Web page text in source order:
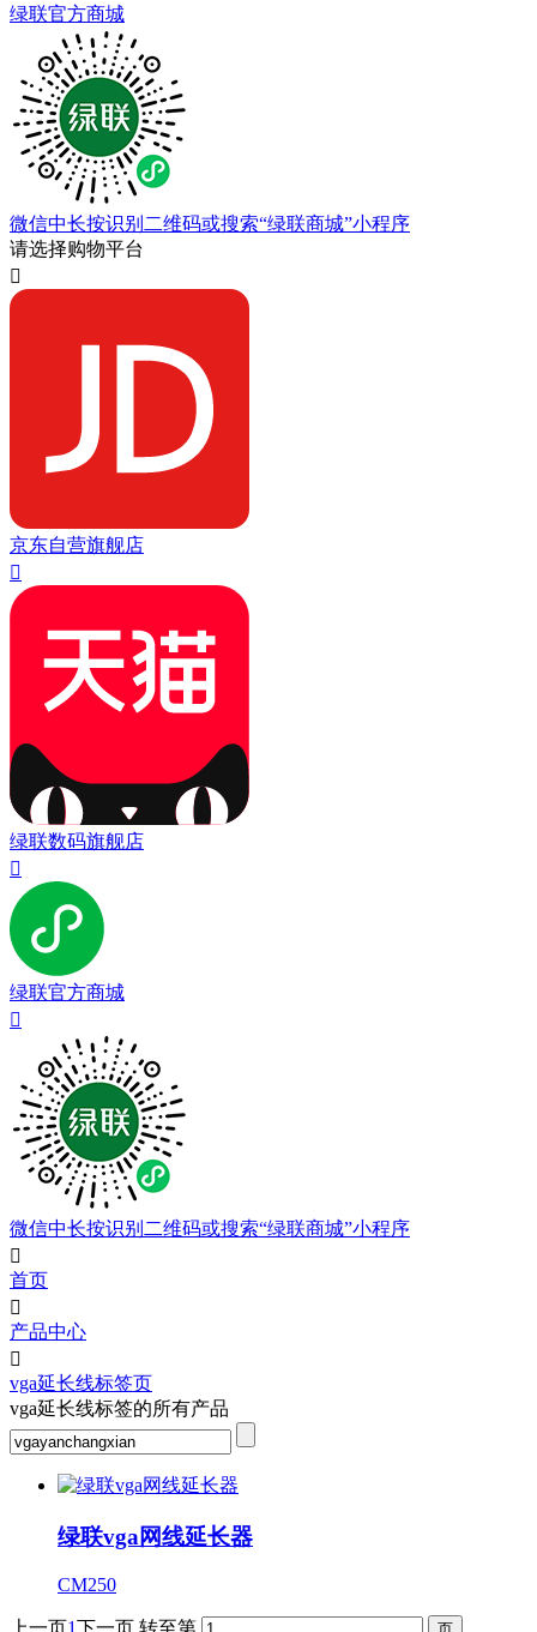
绿联官方商城
微信中长按识别二维码或搜索“绿联商城”小程序
请选择购物平台

京东自营旗舰店

绿联数码旗舰店

绿联官方商城

微信中长按识别二维码或搜索“绿联商城”小程序

首页

产品中心

vga延长线标签页
vga延长线标签的所有产品
绿联vga网线延长器
CM250